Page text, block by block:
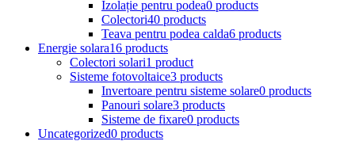
Izolație pentru podea0 products
Colectori40 products
Teava pentru podea calda6 products
Energie solara16 products
Colectori solari1 product
Sisteme fotovoltaice3 products
Invertoare pentru sisteme solare0 products
Panouri solare3 products
Sisteme de fixare0 products
Uncategorized0 products